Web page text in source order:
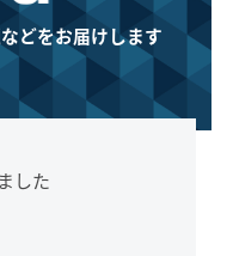
どをお届けします
した